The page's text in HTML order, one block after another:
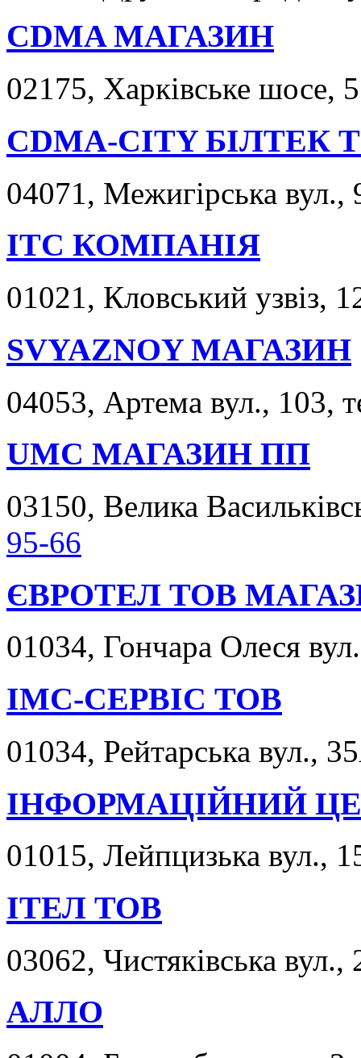
CDMA МАГАЗИН
02175, Харківське шосе,
CDMA-CITY БІЛТЕК
04071, Межигірська вул.,
ITC КОМПАНІЯ
01021, Кловський узвіз,
SVYAZNOY МАГАЗИН
04053, Артема вул., 103,
UMC МАГАЗИН ПП
03150, Велика
95-66
ЄВРОТЕЛ ТОВ
01034, Гончара Олеся
ІМС-СЕРВІС ТОВ
01034, Рейтарська вул.,
ІНФОРМАЦІЙНИЙ
01015, Лейпцизька вул.,
ІТЕЛ ТОВ
03062, Чистяківська
АЛЛО